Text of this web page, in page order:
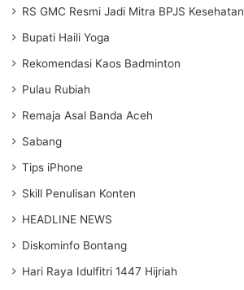
RS GMC Resmi Jadi Mitra BPJS Kesehatan
Bupati Haili Yoga
Rekomendasi Kaos Badminton
Pulau Rubiah
Remaja Asal Banda Aceh
Sabang
Tips iPhone
Skill Penulisan Konten
HEADLINE NEWS
Diskominfo Bontang
Hari Raya Idulfitri 1447 Hijriah